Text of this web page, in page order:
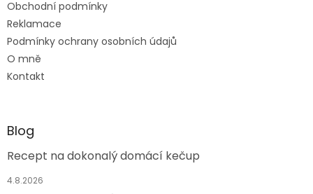
Obchodní podmínky
Reklamace
Podmínky ochrany osobních údajů
O mně
Kontakt
Blog
Recept na dokonalý domácí kečup
4.8.2026